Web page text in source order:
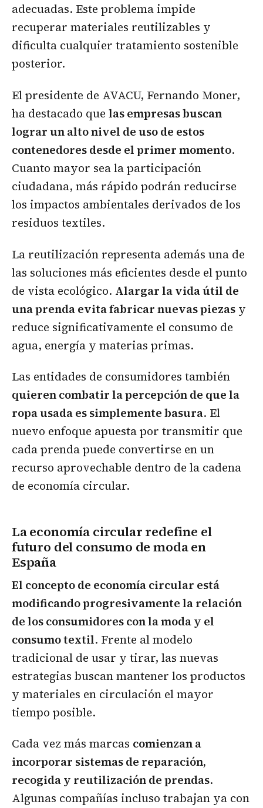
adecuadas. Este problema impide
recuperar materiales reutilizables y
dificulta cualquier tratamiento sostenible
posterior.
El presidente de AVACU, Fernando Moner,
ha destacado que las empresas buscan
lograr un alto nivel de uso de estos
contenedores desde el primer momento.
Cuanto mayor sea la participación
ciudadana, más rápido podrán reducirse
los impactos ambientales derivados de los
residuos textiles.
La reutilización representa además una de
las soluciones más eficientes desde el punto
de vista ecológico. Alargar la vida útil de
una prenda evita fabricar nuevas piezas y
reduce significativamente el consumo de
agua, energía y materias primas.
Las entidades de consumidores también
quieren combatir la percepción de que la
ropa usada es simplemente basura. El
nuevo enfoque apuesta por transmitir que
cada prenda puede convertirse en un
recurso aprovechable dentro de la cadena
de economía circular.
La economía circular redefine el
futuro del consumo de moda en
España
El concepto de economía circular está
modificando progresivamente la relación
de los consumidores con la moda y el
consumo textil. Frente al modelo
tradicional de usar y tirar, las nuevas
estrategias buscan mantener los productos
y materiales en circulación el mayor
tiempo posible.
Cada vez más marcas comienzan a
incorporar sistemas de reparación,
recogida y reutilización de prendas.
Algunas compañías incluso trabajan ya con